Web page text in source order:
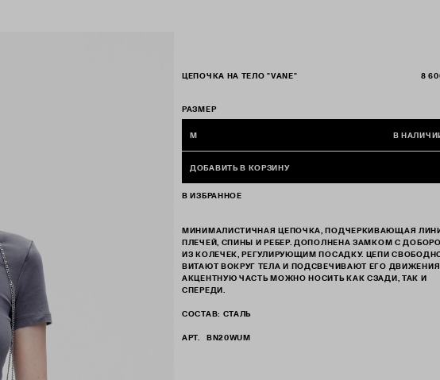
ЦЕПОЧКА НА ТЕЛО "VANE" 8
РАЗМЕР
M В
ДОБАВИТЬ В КОРЗИНУ
В ИЗБРАННОЕ
МИНИМАЛИСТИЧНАЯ ЦЕПОЧКА, ПОДЧЕРКИВАЮЩАЯ
ПЛЕЧЕЙ, СПИНЫ И РЕБЕР. ДОПОЛНЕНА ЗАМКОМ С
ИЗ КОЛЕЧЕК, РЕГУЛИРУЮЩИМ ПОСАДКУ. ЦЕПИ
ВИТАЮТ ВОКРУГ ТЕЛА И ПОДСВЕЧИВАЮТ ЕГО
АКЦЕНТНУЮ ЧАСТЬ МОЖНО НОСИТЬ КАК СЗАДИ, ТАК И
СПЕРЕДИ.
СОСТАВ: СТАЛЬ
АРТ. BN20WUM